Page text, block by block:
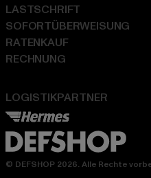
LOGISTIKPARTNER
LASTSCHRIFT
SOFORTÜBERWEISUNG
RATENKAUF
RECHNUNG
© DEFSHOP 2026. Alle Rechte